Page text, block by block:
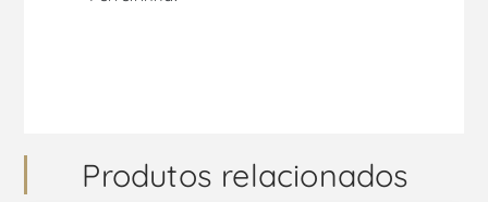
Produtos relacionados